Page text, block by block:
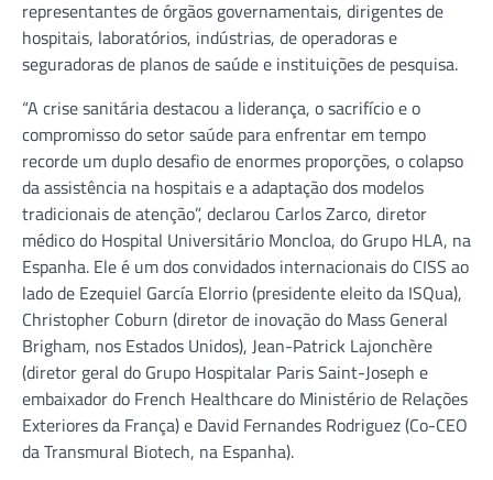
representantes de órgãos governamentais, dirigentes de
hospitais, laboratórios, indústrias, de operadoras e
seguradoras de planos de saúde e instituições de pesquisa.
“A crise sanitária destacou a liderança, o sacrifício e o
compromisso do setor saúde para enfrentar em tempo
recorde um duplo desafio de enormes proporções, o colapso
da assistência na hospitais e a adaptação dos modelos
tradicionais de atenção”, declarou Carlos Zarco, diretor
médico do Hospital Universitário Moncloa, do Grupo HLA, na
Espanha. Ele é um dos convidados internacionais do CISS ao
lado de Ezequiel García Elorrio (presidente eleito da ISQua),
Christopher Coburn (diretor de inovação do Mass General
Brigham, nos Estados Unidos), Jean-Patrick Lajonchère
(diretor geral do Grupo Hospitalar Paris Saint-Joseph e
embaixador do French Healthcare do Ministério de Relações
Exteriores da França) e David Fernandes Rodriguez (Co-CEO
da Transmural Biotech, na Espanha).